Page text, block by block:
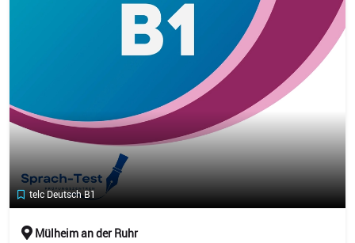
telc Deutsch B1
Mülheim an der Ruhr